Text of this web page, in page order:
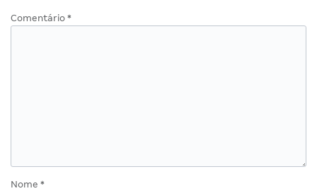
Comentário *
Nome *